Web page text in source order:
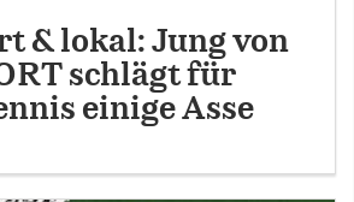
& lokal: Jung von
schlägt für
einige Asse